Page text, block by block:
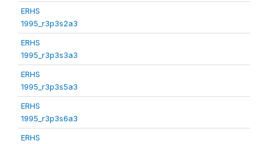
ERHS
1995_r3p3s2a3
ERHS
1995_r3p3s3a3
ERHS
1995_r3p3s5a3
ERHS
1995_r3p3s6a3
ERHS